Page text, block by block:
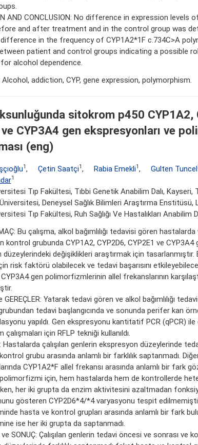
AND CONCLUSION: No difference in expression levels
and after treatment and in the control group was
in the frequency of CYP1A2*1F c.734C>A
patient and control groups indicating a possible
alcohol dependence.
Alcohol, addiction, CYP, gene expression, polymorphism.
sitokrom p450 CYP1A2,
ve CYP3A4 gen ekspresyonları ve
(eng)
1, Çetin Saatçi1, Rabia Emekli1, Gulten Tuncel
1
Tıp Fakültesi, Tıbbi Genetik Anabilim Dalı, Kayseri,
Deneysel Sağlık Bilimleri Araştırma Enstitüsü,
Tıp Fakültesi, Ruh Sağlığı Ve Hastalıkları Anabilim
Bu çalışma, alkol bağımlılığı tedavisi gören
kontrol grubunda CYP1A2, CYP2D6, CYP2E1 ve CYP3A4
değişiklikleri araştırmak için tasarlanmıştır.
için risk faktörü olabilecek ve tedavi başarısını
gen polimorfizmlerinin allel frekanslarının
GEREÇLER: Yatarak tedavi gören ve alkol bağımlılığı
tedavi başlangıcında ve sonunda perifer kan
yapıldı. Gen ekspresyonu kantitatif PCR (qPCR)
için RFLP tekniği kullanıldı.
Hastalarda çalışılan genlerin ekspresyon düzeylerinde
grubu arasında anlamlı bir farklılık saptanmadı.
CYP1A2*F allel frekansı arasında anlamlı bir fark
için, hem hastalarda hem de kontrollerde
her iki grupta da enzim aktivitesini azaltmadan
gösteren CYP2D6*4/*4 varyasyonu tespit
hasta ve kontrol grupları arasında anlamlı bir fark
ise her iki grupta da saptanmadı.
SONUÇ: Çalışılan genlerin tedavi öncesi ve sonrası ve